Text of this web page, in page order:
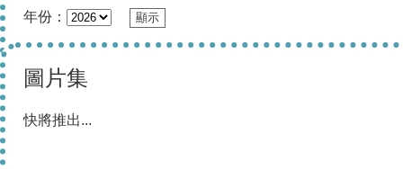
年份：
圖片集
快將推出...